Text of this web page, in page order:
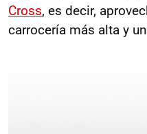
Cross, es decir,
carrocería más alta y